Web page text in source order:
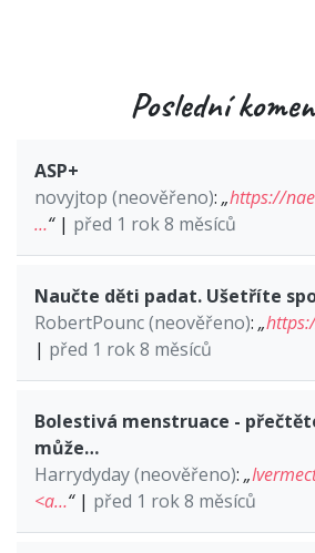
Poslední
ASP+
novyjtop (neověřeno): „https://
…“| před 1 rok 8 měsíců
Naučte děti padat. Ušetříte
RobertPounc (neověřeno): „
| před 1 rok 8 měsíců
Bolestivá menstruace -
může…
Harrydyday (neověřeno): „
<a…“| před 1 rok 8 měsíců